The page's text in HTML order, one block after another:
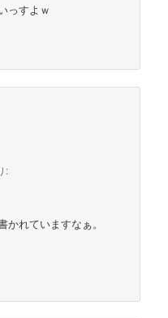
っすよｗ
:
れていますなぁ。